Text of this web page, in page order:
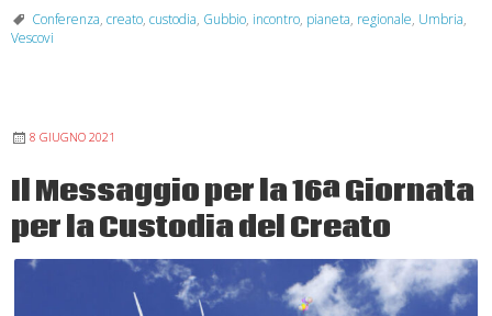
il
Conferenza, creato, custodia, Gubbio, incontro, pianeta, regionale, Umbria,
Vescovi
8 GIUGNO 2021
Il Messaggio per la 16ª Giornata
per la Custodia del Creato